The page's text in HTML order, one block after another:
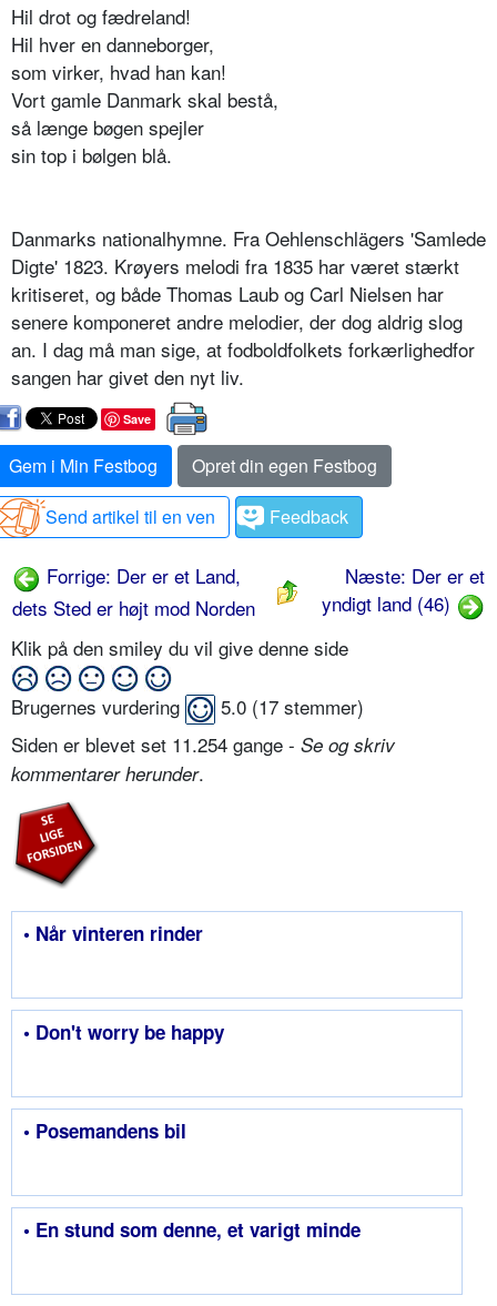
Hil drot og fædreland!
Hil hver en danneborger,
som virker, hvad han kan!
Vort gamle Danmark skal bestå,
så længe bøgen spejler
sin top i bølgen blå.
Danmarks nationalhymne. Fra Oehlenschlägers 'Samlede
Digte' 1823. Krøyers melodi fra 1835 har været stærkt
kritiseret, og både Thomas Laub og Carl Nielsen har
senere komponeret andre melodier, der dog aldrig slog
an. I dag må man sige, at fodboldfolkets forkærlighedfor
sangen har givet den nyt liv.
Save
Gem i Min Festbog
Opret din egen Festbog
Send artikel til en ven
Feedback
Forrige: Der er et Land,
dets Sted er højt mod Norden
Næste: Der er et
yndigt land (46)
Klik på den smiley du vil give denne side
Brugernes vurdering 5.0 (17 stemmer)
Siden er blevet set 11.254 gange - Se og skriv
kommentarer herunder.
• Når vinteren rinder
• Don't worry be happy
• Posemandens bil
• En stund som denne, et varigt minde